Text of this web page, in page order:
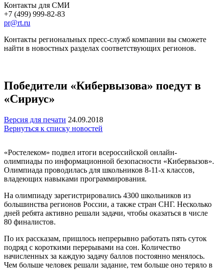
Контакты для СМИ
+7 (499) 999-82-83
pr@rt.ru
Контакты региональных пресс-служб компании вы сможете
найти в новостных разделах соответствующих регионов.
Победители «Кибервызова» поедут в
«Сириус»
Версия для печати 24.09.2018
Вернуться к списку новостей
«Ростелеком» подвел итоги всероссийской онлайн-
олимпиады по информационной безопасности «Кибервызов».
Олимпиада проводилась для школьников 8-11-х классов,
владеющих навыками программирования.
На олимпиаду зарегистрировались 4300 школьников из
большинства регионов России, а также стран СНГ. Несколько
дней ребята активно решали задачи, чтобы оказаться в числе
80 финалистов.
По их рассказам, пришлось непрерывно работать пять суток
подряд с короткими перерывами на сон. Количество
начисленных за каждую задачу баллов постоянно менялось.
Чем больше человек решали задание, тем больше оно теряло в